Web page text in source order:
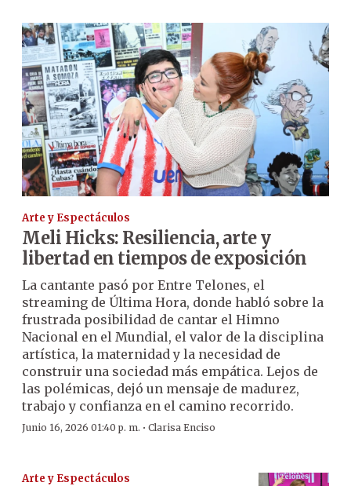
Arte y Espectáculos
Meli Hicks: Resiliencia, arte y
libertad en tiempos de exposición
La cantante pasó por Entre Telones, el
streaming de Última Hora, donde habló sobre la
frustrada posibilidad de cantar el Himno
Nacional en el Mundial, el valor de la disciplina
artística, la maternidad y la necesidad de
construir una sociedad más empática. Lejos de
las polémicas, dejó un mensaje de madurez,
trabajo y confianza en el camino recorrido.
Junio 16, 2026 01:40 p. m. · Clarisa Enciso
Arte y Espectáculos